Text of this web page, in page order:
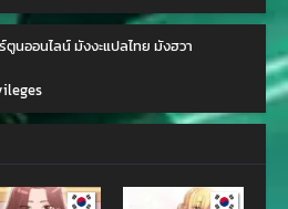
ตอนที่ 101
กุมภาพันธ์ 17, 2024
มกราคม 29, 2024
นออนไลน์ มังงะแปลไทย มังฮวา